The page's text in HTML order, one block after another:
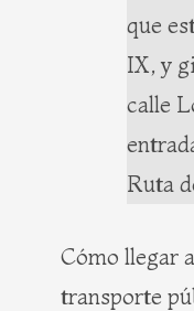
que
IX, y
calle
Ruta
Cómo llegar
transporte